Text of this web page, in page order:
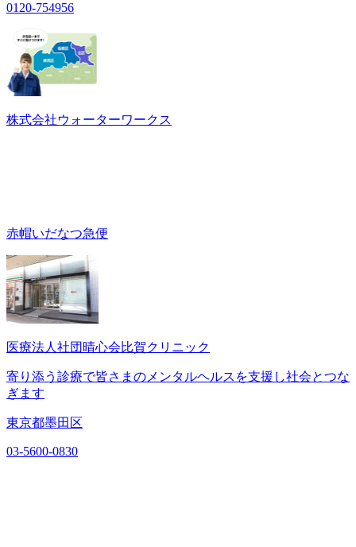
0120-754956
株式会社ウォーターワークス
赤帽いだなつ急便
医療法人社団晴心会比賀クリニック
寄り添う診療で皆さまのメンタルヘルスを支援し社会とつな
ぎます
東京都墨田区
03-5600-0830